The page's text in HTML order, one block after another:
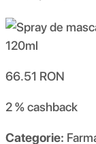
66.51 RON
2 %cashback
Categorie: